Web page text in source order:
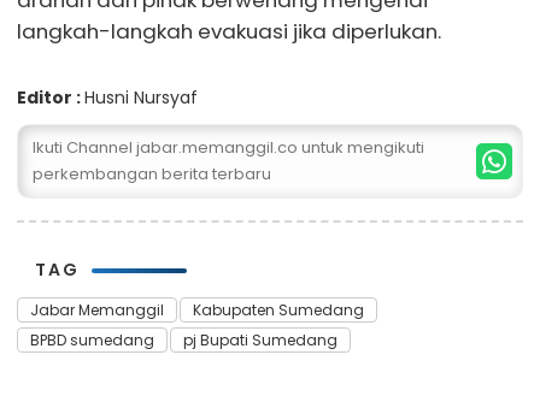
langkah-langkah evakuasi jika diperlukan.
Editor :Husni Nursyaf
Ikuti Channel jabar.memanggil.co untuk mengikuti
perkembangan berita terbaru
TAG
Jabar Memanggil
Kabupaten Sumedang
BPBD sumedang
pj Bupati Sumedang